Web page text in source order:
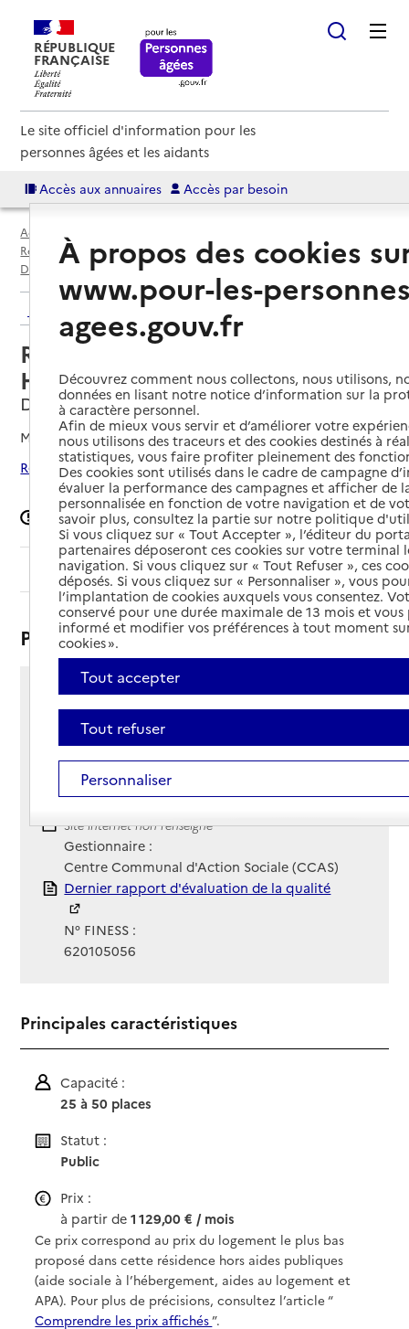
RÉPUBLIQUE
FRANÇAISE
Le site officiel d'information pour les
personnes âgées et les aidants
Accès aux annuaires Accès par besoin
Accueil
Résidences autonomie par département
Pas-de-Calais (62)
Divion
Résidence autonomie Henri Hermant
Retour aux résultats de l'annuaire
Résidence autonomie Henri
Hermant
Divion, PAS-DE-CALAIS
Mis à jour le01/04/2026
Rechercher les établissements autour de Divion
Signaler une erreur
Sommaire
Présentation
9 rue Pierre Bachelet
62460 - Divion
Téléphone :
03 21 62 45 45
Contact
Site Internet
Site internet non renseigné
Gestionnaire :
Centre Communal d'Action Sociale (CCAS)
Rapport HAS
Dernier rapport d'évaluation de la qualité
N° FINESS :
620105056
Principales caractéristiques
Capacité :
25 à 50 places
Statut :
Public
Prix :
à partir de1 129,00 € / mois
Ce prix correspond au prix du logement le plus bas
proposé dans cette résidence hors aides publiques
(aide sociale à l’hébergement, aides au logement et
APA). Pour plus de précisions, consultez l’article “
Comprendre les prix affichés”.
À propos des cookies
www.pour-les-
agees.gouv.fr
Découvrez comment nous collectons, nous utilisons,
données en lisant notre notice d’information sur la
à caractère personnel.
Afin de mieux vous servir et d’améliorer votre
nous utilisons des traceurs et des cookies destinés à
statistiques, vous faire profiter pleinement des
Des cookies sont utilisés dans le cadre de campagne
évaluer la performance des campagnes et afficher de
personnalisée en fonction de votre navigation et de
savoir plus, consultez la partie sur notre politique
Si vous cliquez sur « Tout Accepter », l’éditeur du
partenaires déposeront ces cookies sur votre terminal
navigation. Si vous cliquez sur « Tout Refuser », ces
déposés. Si vous cliquez sur « Personnaliser », vous
l’implantation de cookies auxquels vous consentez.
conservé pour une durée maximale de 13 mois et
informé et modifier vos préférences à tout moment
cookies ».
Tout accepter
Tout refuser
Personnaliser